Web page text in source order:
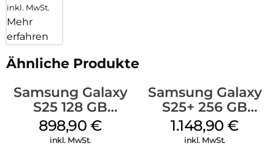
inkl. MwSt.
Mehr
erfahren
Ähnliche Produkte
Samsung Galaxy
S25 128 GB
Icyblue
898,90€
inkl. MwSt.
Samsung Galaxy
S25+ 256 GB
Icyblue
1.148,90€
inkl. MwSt.